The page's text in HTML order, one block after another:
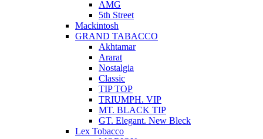
AMG
5th Street
Mackintosh
GRAND TABACCO
Akhtamar
Ararat
Nostalgia
Classic
TIP TOP
TRIUMPH. VIP
MT. BLACK TIP
GT. Elegant. New Bleck
Lex Tobacco